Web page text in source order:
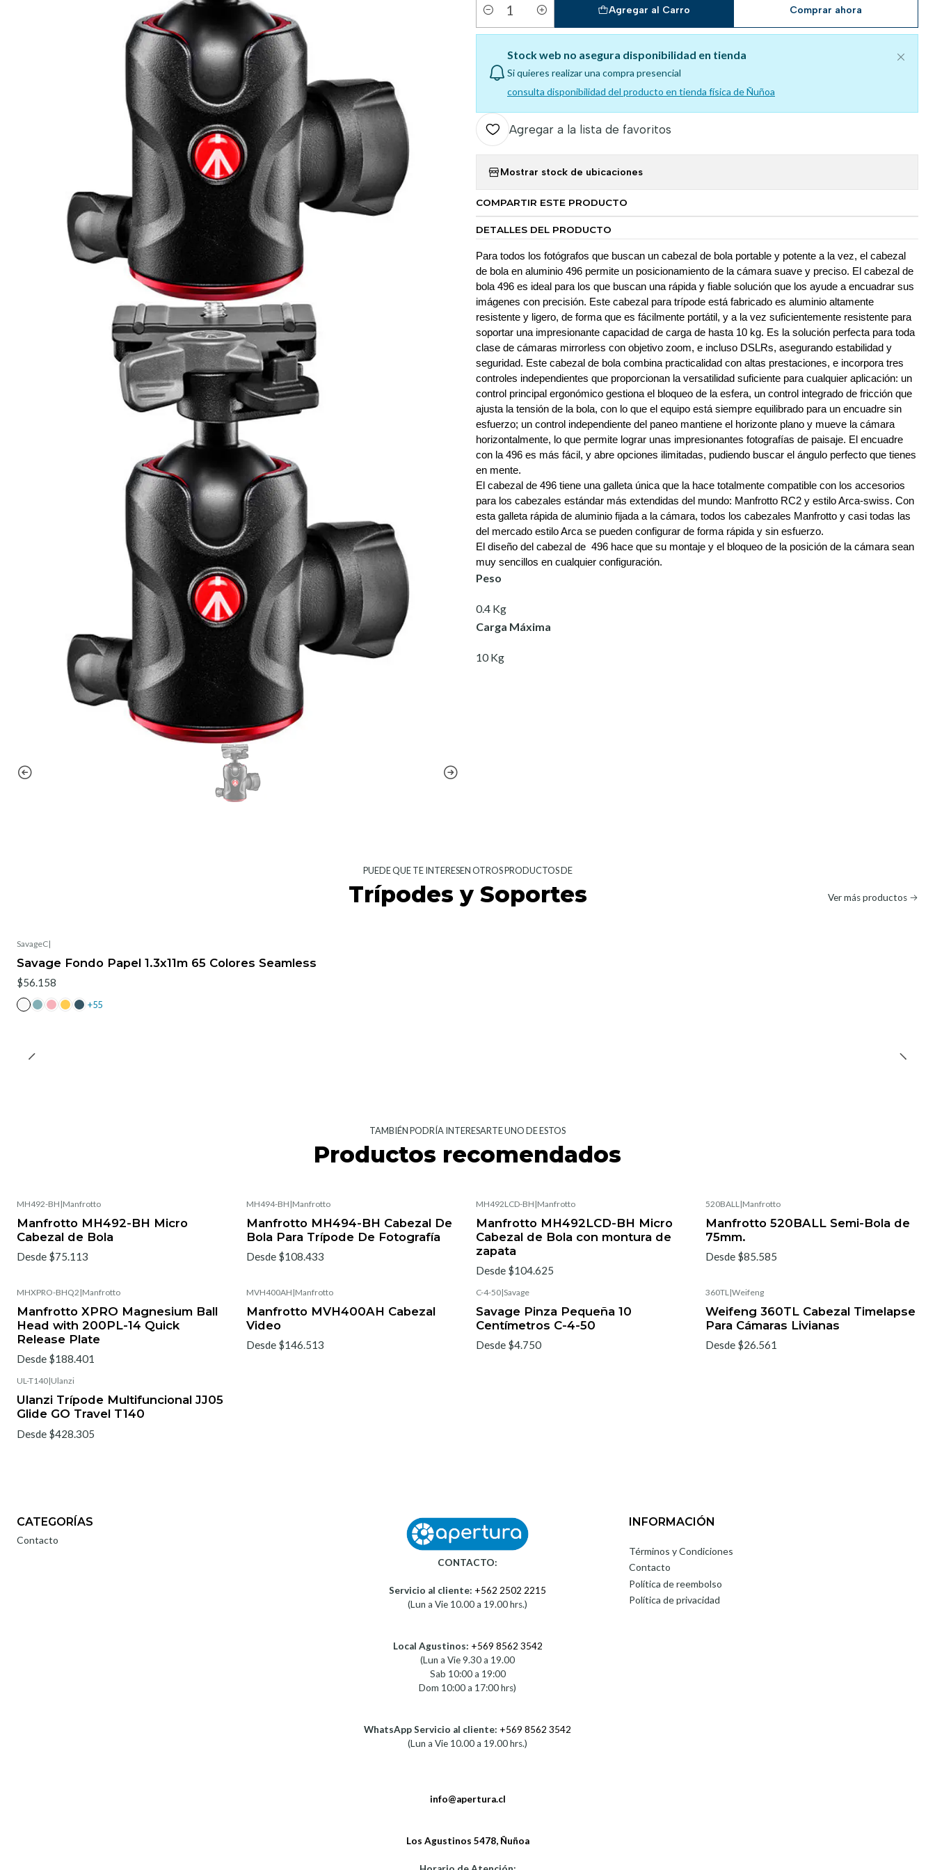
Cantidad
Agregar al Carro Comprar ahora
Stock web no asegura disponibilidad en tienda
Si quieres realizar una compra presencial
consulta disponibilidad del producto en tienda física de Ñuñoa
Agregar a la lista de favoritos
Mostrar stock de ubicaciones
COMPARTIR ESTE PRODUCTO
DETALLES DEL PRODUCTO
Para todos los fotógrafos que buscan un cabezal de bola portable y potente a la vez, el cabezal
de bola en aluminio 496 permite un posicionamiento de la cámara suave y preciso. El cabezal de
bola 496 es ideal para los que buscan una rápida y fiable solución que los ayude a encuadrar sus
imágenes con precisión. Este cabezal para trípode está fabricado es aluminio altamente
resistente y ligero, de forma que es fácilmente portátil, y a la vez suficientemente resistente para
soportar una impresionante capacidad de carga de hasta 10 kg. Es la solución perfecta para toda
clase de cámaras mirrorless con objetivo zoom, e incluso DSLRs, asegurando estabilidad y
seguridad. Este cabezal de bola combina practicalidad con altas prestaciones, e incorpora tres
controles independientes que proporcionan la versatilidad suficiente para cualquier aplicación: un
control principal ergonómico gestiona el bloqueo de la esfera, un control integrado de fricción que
ajusta la tensión de la bola, con lo que el equipo está siempre equilibrado para un encuadre sin
esfuerzo; un control independiente del paneo mantiene el horizonte plano y mueve la cámara
horizontalmente, lo que permite lograr unas impresionantes fotografías de paisaje. El encuadre
con la 496 es más fácil, y abre opciones ilimitadas, pudiendo buscar el ángulo perfecto que tienes
en mente.
El cabezal de 496 tiene una galleta única que la hace totalmente compatible con los accesorios
para los cabezales estándar más extendidas del mundo: Manfrotto RC2 y estilo Arca-swiss. Con
esta galleta rápida de aluminio fijada a la cámara, todos los cabezales Manfrotto y casi todas las
del mercado estilo Arca se pueden configurar de forma rápida y sin esfuerzo.
El diseño del cabezal de  496 hace que su montaje y el bloqueo de la posición de la cámara sean
muy sencillos en cualquier configuración.
Peso
0.4 Kg
Carga Máxima
10 Kg
PUEDE QUE TE INTERESEN OTROS PRODUCTOS DE
Trípodes y Soportes Ver más productos
SavageC|
Savage Fondo Papel 1.3x11m 65 Colores Seamless
$56.158
+55
TAMBIÉN PODRÍA INTERESARTE UNO DE ESTOS
Productos recomendados
MH492-BH |Manfrotto
Manfrotto MH492-BH Micro
Cabezal de Bola
Desde $75.113
MH494-BH |Manfrotto
Manfrotto MH494-BH Cabezal De
Bola Para Trípode De Fotografía
Desde $108.433
MH492LCD-BH |Manfrotto
Manfrotto MH492LCD-BH Micro
Cabezal de Bola con montura de
zapata
Desde $104.625
520BALL |Manfrotto
Manfrotto 520BALL Semi-Bola de
75mm.
Desde $85.585
MHXPRO-BHQ2 |Manfrotto
Manfrotto XPRO Magnesium Ball
Head with 200PL-14 Quick
Release Plate
Desde $188.401
MVH400AH |Manfrotto
Manfrotto MVH400AH Cabezal
Video
Desde $146.513
C-4-50|Savage
Savage Pinza Pequeña 10
Centímetros C-4-50
Desde $4.750
360TL |Weifeng
Weifeng 360TL Cabezal Timelapse
Para Cámaras Livianas
Desde $26.561
UL-T140|Ulanzi
Ulanzi Trípode Multifuncional JJ05
Glide GO Travel T140
Desde $428.305
CATEGORÍAS
Contacto
CONTACTO:
Servicio al cliente: +562 2502 2215
(Lun a Vie 10.00 a 19.00 hrs.)
Local Agustinos: +569 8562 3542
(Lun a Vie 9.30 a 19.00
Sab 10:00 a 19:00
Dom 10:00 a 17:00 hrs)
WhatsApp Servicio al cliente: +569 8562 3542
(Lun a Vie 10.00 a 19.00 hrs.)
info@apertura.cl
Los Agustinos 5478, Ñuñoa
INFORMACIÓN
Términos y Condiciones
Contacto
Política de reembolso
Política de privacidad